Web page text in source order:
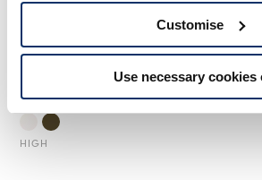
Customise
Use necessary cookies
HIGH